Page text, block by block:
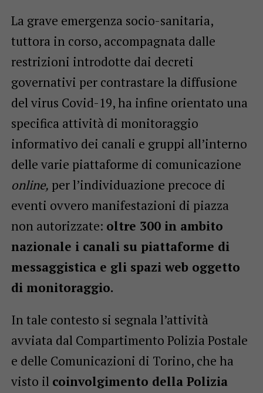
La grave emergenza socio-sanitaria,
tuttora in corso, accompagnata dalle
restrizioni introdotte dai decreti
governativi per contrastare la diffusione
del virus Covid-19, ha infine orientato una
specifica attività di monitoraggio
informativo dei canali e gruppi all’interno
delle varie piattaforme di comunicazione
online, per l’individuazione precoce di
eventi ovvero manifestazioni di piazza
non autorizzate: oltre 300 in ambito
nazionale i canali su piattaforme di
messaggistica e gli spazi web oggetto
di monitoraggio.
In tale contesto si segnala l’attività
avviata dal Compartimento Polizia Postale
e delle Comunicazioni di Torino, che ha
visto il coinvolgimento della Polizia